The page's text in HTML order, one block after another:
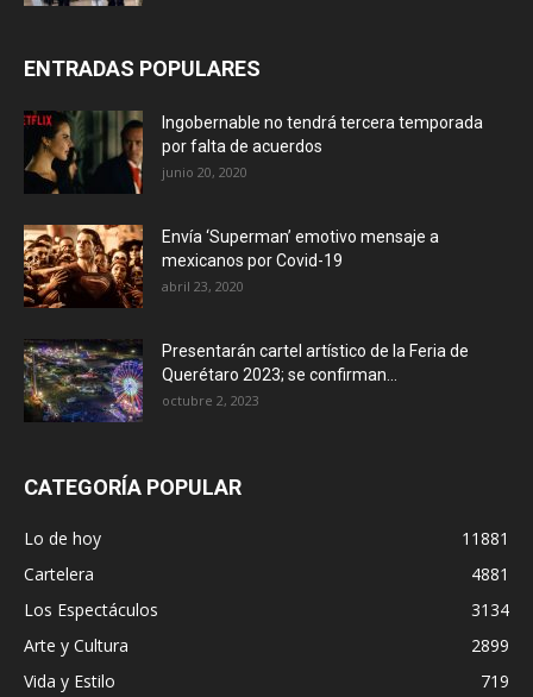
ENTRADAS POPULARES
Ingobernable no tendrá tercera temporada
por falta de acuerdos
junio 20, 2020
Envía ‘Superman’ emotivo mensaje a
mexicanos por Covid-19
abril 23, 2020
Presentarán cartel artístico de la Feria de
Querétaro 2023; se confirman...
octubre 2, 2023
CATEGORÍA POPULAR
Lo de hoy
11881
Cartelera
4881
Los Espectáculos
3134
Arte y Cultura
2899
Vida y Estilo
719